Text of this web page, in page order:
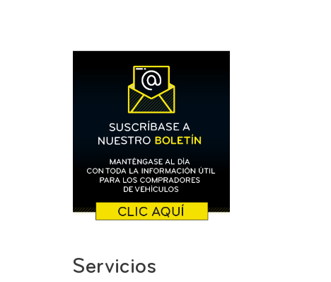
Servicios